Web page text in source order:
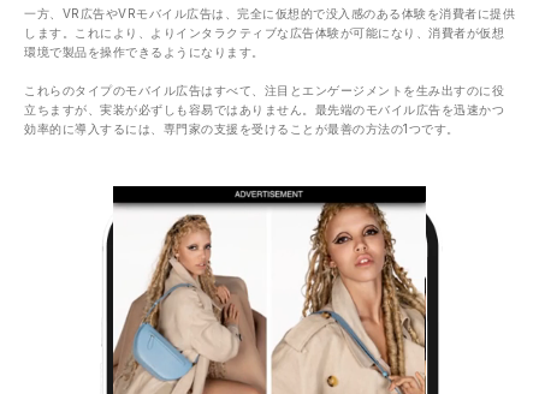
一方、VR広告やVRモバイル広告は、完全に仮想的で没入感のある体験を消費者に提供
します。これにより、よりインタラクティブな広告体験が可能になり、消費者が仮想
環境で製品を操作できるようになります。
これらのタイプのモバイル広告はすべて、注目とエンゲージメントを生み出すのに役
立ちますが、実装が必ずしも容易ではありません。最先端のモバイル広告を迅速かつ
効率的に導入するには、専門家の支援を受けることが最善の方法の1つです。